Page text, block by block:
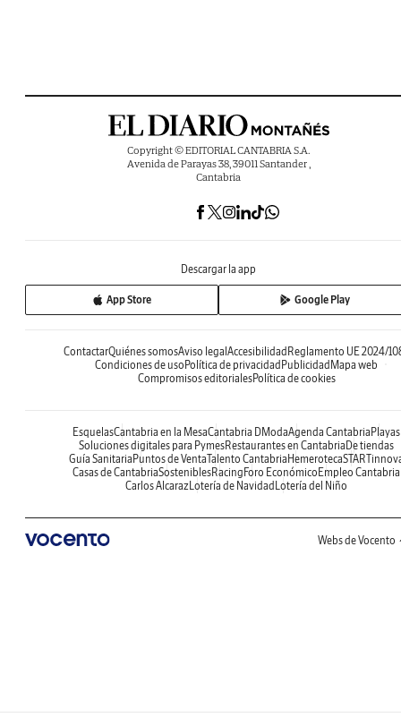
Copyright © EDITORIAL CANTABRIA S.A.
Avenida de Parayas 38, 39011 Santander ,
Cantabria
Descargar la app
App Store Google Play
ContactarQuiénes somosAviso legalAccesibilidadReglamento UE 2024/
Condiciones de usoPolítica de privacidadPublicidadMapa web
Compromisos editorialesPolítica de cookies
EsquelasCantabria en la MesaCantabria DModaAgenda CantabriaPlayas
Soluciones digitales para PymesRestaurantes en CantabriaDe tiendas
Guía SanitariaPuntos de VentaTalento CantabriaHemeroteca
Casas de CantabriaSosteniblesRacingForo EconómicoEmpleo Cantabria
Carlos AlcarazLotería de NavidadLotería del Niño
Webs de Vocento